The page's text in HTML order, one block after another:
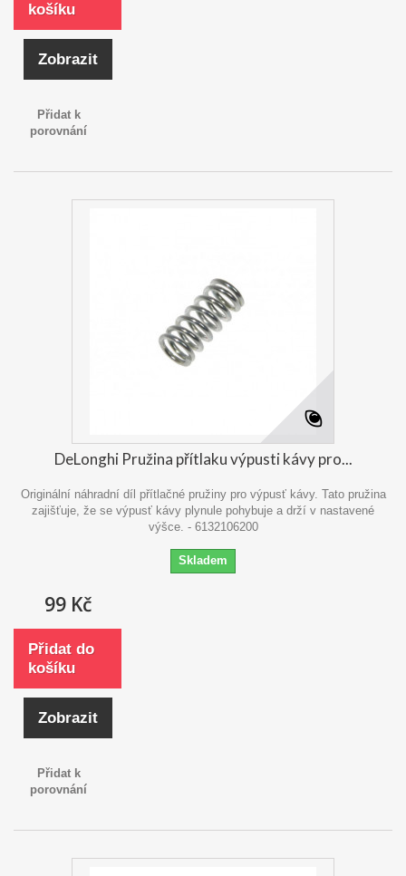
košíku
Zobrazit
Přidat k
porovnání
DeLonghi Pružina přítlaku výpusti kávy pro...
Originální náhradní díl přítlačné pružiny pro výpusť kávy. Tato pružina
zajišťuje, že se výpusť kávy plynule pohybuje a drží v nastavené
výšce. - 6132106200
Skladem
99 Kč
Přidat do
košíku
Zobrazit
Přidat k
porovnání